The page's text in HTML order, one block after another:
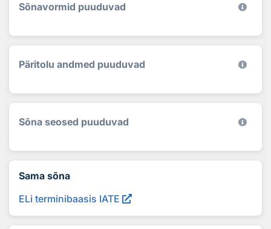
Sõnavormid puuduvad
Päritolu andmed puuduvad
Sõna seosed puuduvad
Sama sõna
ELi terminibaasis IATE